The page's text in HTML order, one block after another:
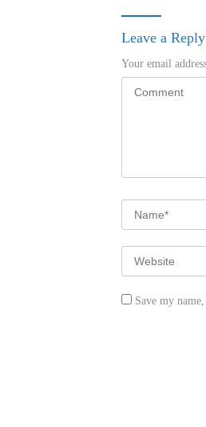
Leave a Reply
Your email
Save my